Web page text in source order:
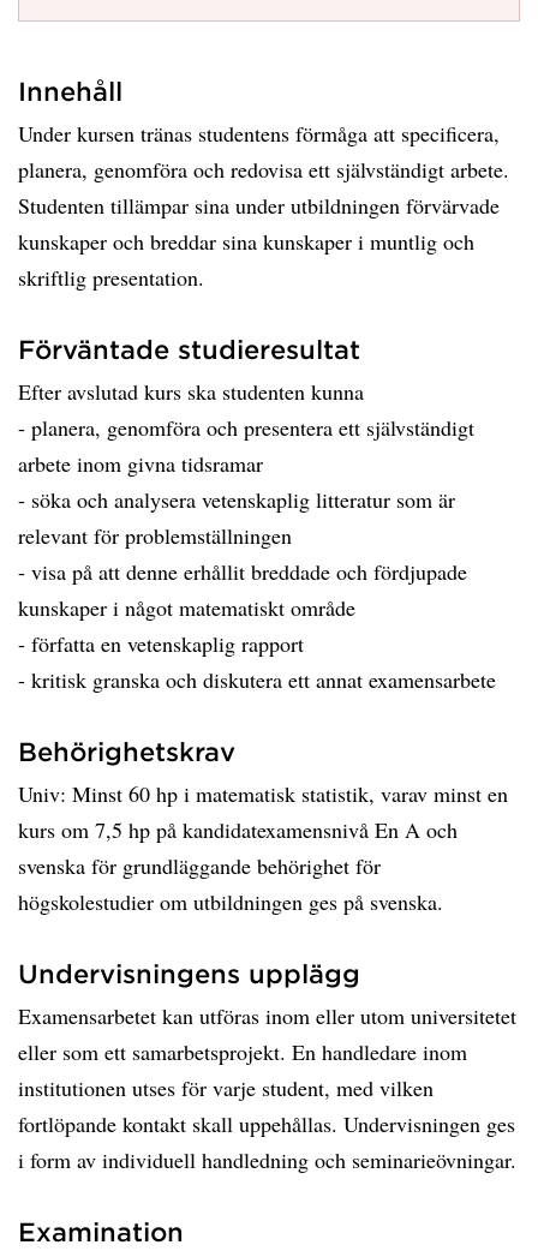
Innehåll
Under kursen tränas studentens förmåga att specificera,
planera, genomföra och redovisa ett självständigt arbete.
Studenten tillämpar sina under utbildningen förvärvade
kunskaper och breddar sina kunskaper i muntlig och
skriftlig presentation.
Förväntade studieresultat
Efter avslutad kurs ska studenten kunna
- planera, genomföra och presentera ett självständigt
arbete inom givna tidsramar
- söka och analysera vetenskaplig litteratur som är
relevant för problemställningen
- visa på att denne erhållit breddade och fördjupade
kunskaper i något matematiskt område
- författa en vetenskaplig rapport
- kritisk granska och diskutera ett annat examensarbete
Behörighetskrav
Univ: Minst 60 hp i matematisk statistik, varav minst en
kurs om 7,5 hp på kandidatexamensnivå En A och
svenska för grundläggande behörighet för
högskolestudier om utbildningen ges på svenska.
Undervisningens upplägg
Examensarbetet kan utföras inom eller utom universitetet
eller som ett samarbetsprojekt. En handledare inom
institutionen utses för varje student, med vilken
fortlöpande kontakt skall uppehållas. Undervisningen ges
i form av individuell handledning och seminarieövningar.
Examination